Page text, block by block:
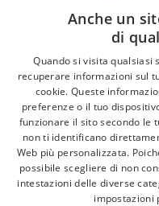
BIOHACKING
PALEO DIET
Anche un
di
Quando si visita qualsiasi
recuperare informazioni sul
cookie. Queste
preferenze o il tuo
funzionare il sito secondo le
non ti identificano
Web più personalizzata.
possibile scegliere di non
intestazioni delle diverse
impostazioni